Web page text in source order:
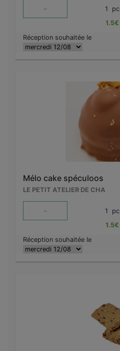
- 1 pc
1.5€
Réception souhaitée le
Mélo cake spéculoos
LE PETIT ATELIER DE CHA
- 1 pc
1.5€
Réception souhaitée le